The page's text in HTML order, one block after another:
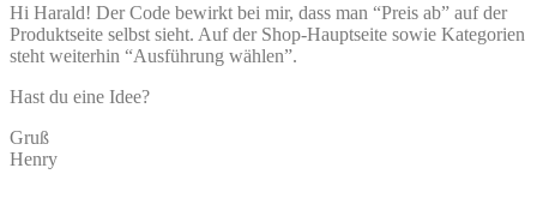
Hi Harald! Der Code bewirkt bei mir, dass man “Preis ab” auf der
Produktseite selbst sieht. Auf der Shop-Hauptseite sowie Kategorien
steht weiterhin “Ausführung wählen”.
Hast du eine Idee?
Gruß
Henry